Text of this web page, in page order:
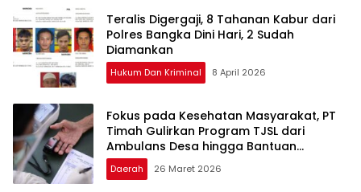
Teralis Digergaji, 8 Tahanan Kabur dari
Polres Bangka Dini Hari, 2 Sudah
Diamankan
Hukum Dan Kriminal 8 April 2026
Fokus pada Kesehatan Masyarakat, PT
Timah Gulirkan Program TJSL dari
Ambulans Desa hingga Bantuan
Pengobatan
Daerah 26 Maret 2026